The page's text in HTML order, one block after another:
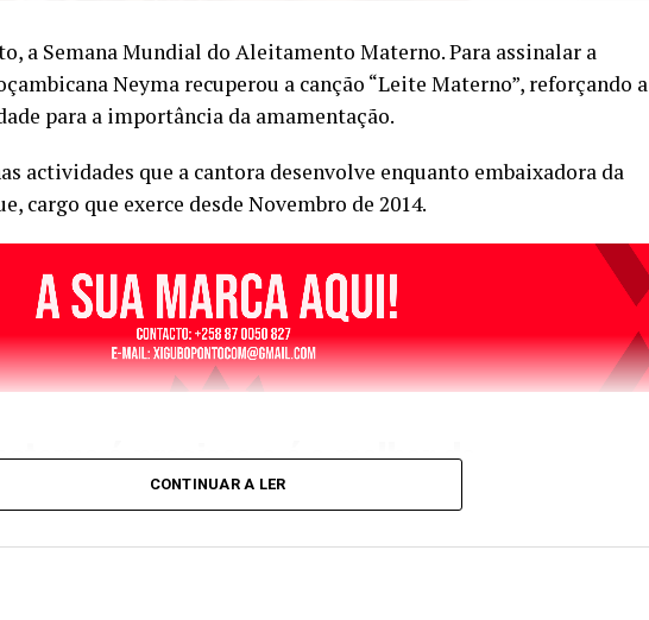
a Semana Mundial do Aleitamento Materno. Para assinalar a
Neyma recuperou a canção “Leite Materno”, reforçando a
para a importância da amamentação.
actividades que a cantora desenvolve enquanto embaixadora da
cargo que exerce desde Novembro de 2014.
é precioso e é o melhor do
primeiros seis meses de vida do
a artista na publicação.
Materno decorre este ano sob o lema “Amamentação para
CONTINUAR A LER